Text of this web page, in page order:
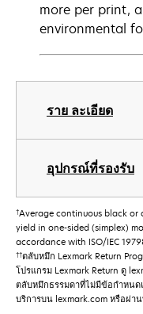
ราย ละเอียด
อุปกรณ์ที่รองรับ
more per print,
environmental
†Average continuous black or
yield in one-sided (simplex)
accordance with ISO/IEC
††ตลับหมึก Lexmark Return
โปรแกรม Lexmark Return ดู
ตลับหมึกธรรมดาที่ไม่มีข้อกําหนด
บริการบน lexmark.com หรือผ่า